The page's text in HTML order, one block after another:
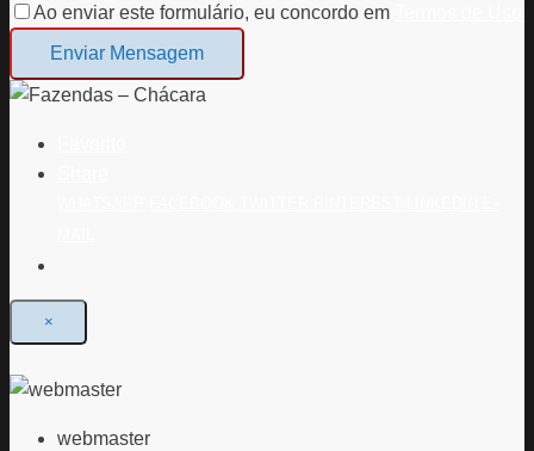
Ao enviar este formulário, eu concordo em
Enviar Mensagem
×
webmaster